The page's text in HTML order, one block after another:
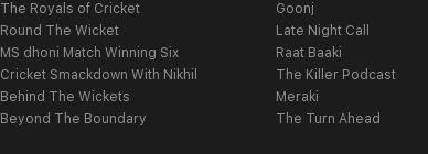
The Royals of Cricket
Round The Wicket
MS dhoni Match Winning Six
Cricket Smackdown With Nikhil
Behind The Wickets
Beyond The Boundary
Goonj
Late Night Call
Raat Baaki
The Killer Podcast
Meraki
The Turn Ahead